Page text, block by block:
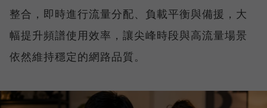
整合，即時進行流量分配、負載平衡與備援，大
幅提升頻譜使用效率，讓尖峰時段與高流量場景
依然維持穩定的網路品質。